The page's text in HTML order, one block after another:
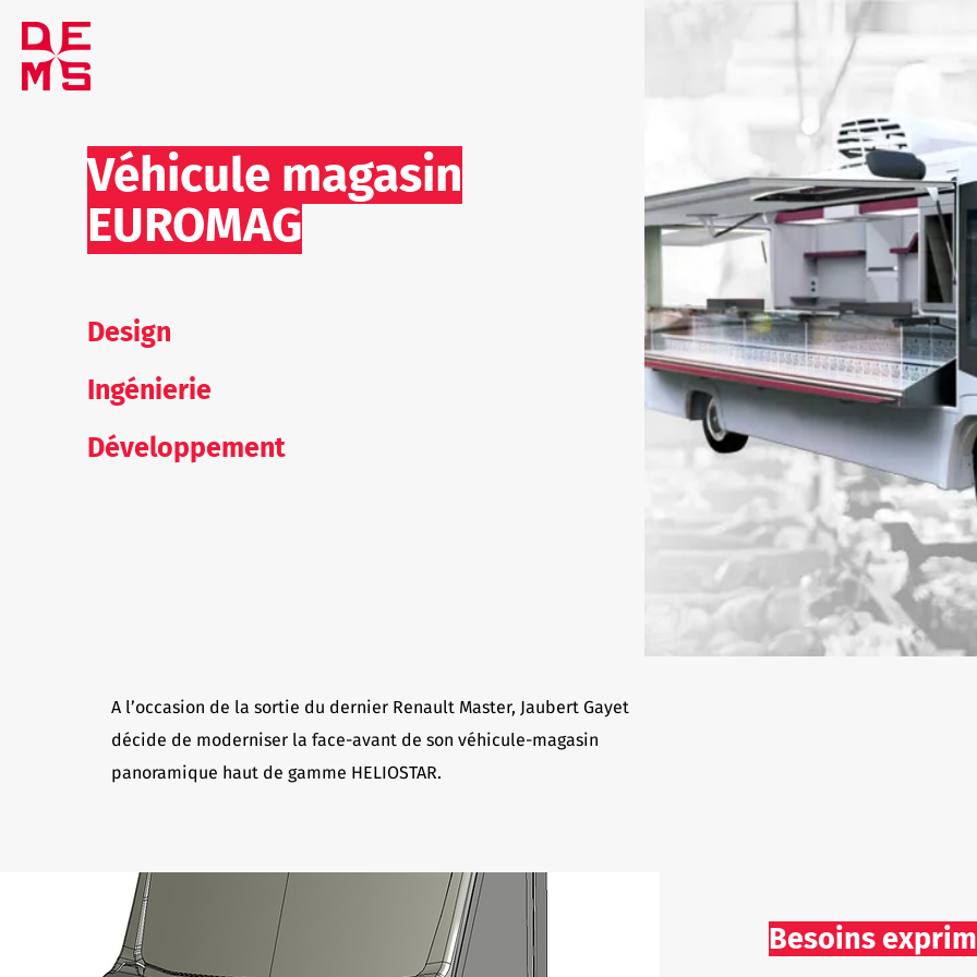
Véhicule magasin
EUROMAG
Design
Ingénierie
Développement
A l’occasion de la sortie du dernier Renault Master, Jaubert Gayet
décide de moderniser la face-avant de son véhicule-magasin
panoramique haut de gamme HELIOSTAR.
Besoins